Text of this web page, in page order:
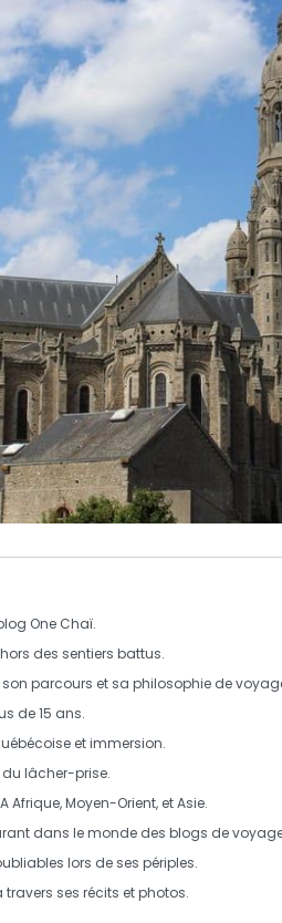
One Chaï.
des sentiers battus.
parcours et sa philosophie de
de15 ans.
et immersion.
du lâcher-prise.
A Afrique,Moyen-Orient, etAsie.
dans le monde des blogs de
lors de ses périples.
ses récits etphotos.